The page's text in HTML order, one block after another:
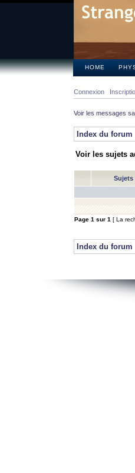
HOME
Connexion
Voir les messages
Index du forum
Voir les sujets
Sujets
Page 1 sur 1 [ La
Index du forum